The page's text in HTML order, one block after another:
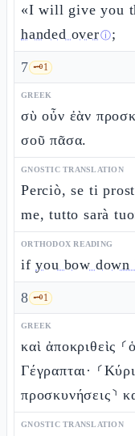
«I will give you
handed overⓘ;
7 🗝️1
GREEK
σὺ οὖν ἐὰν
σοῦ πᾶσα.
GNOSTIC TRANSLATION
Perciò, se ti
me, tutto sarà
ORTHODOX READING
ifyou bow down
8 🗝️1
GREEK
καὶ ἀποκριθεὶς
Γέγραπται·
προσκυνήσεις⸃
GNOSTIC TRANSLATION